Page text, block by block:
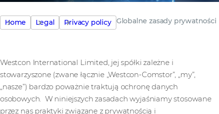
Home Legal Privacy policy Globalne zasady prywatności
Westcon International Limited, jej spółki zależne i
stowarzyszone (zwane łącznie „Westcon-Comstor”, „my”,
„nasze”) bardzo poważnie traktują ochronę danych
osobowych. W niniejszych zasadach wyjaśniamy stosowane
przez nas praktyki związane z prywatnością i